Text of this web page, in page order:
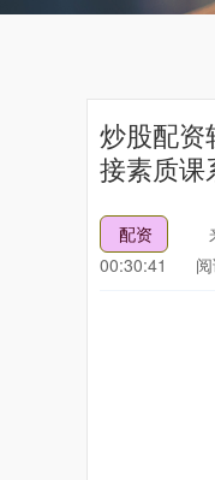
炒股配资
接素质课
配资
00:30:41